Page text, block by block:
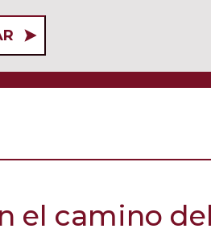
el camino